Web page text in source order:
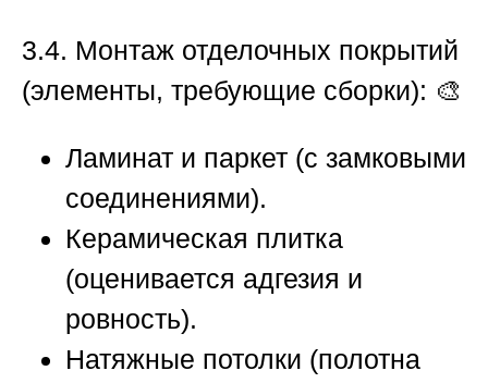
3.4. Монтаж отделочных покрытий
(элементы, требующие сборки): 🎨
Ламинат и паркет (с замковыми
соединениями).
Керамическая плитка
(оценивается адгезия и
ровность).
Натяжные потолки (полотна